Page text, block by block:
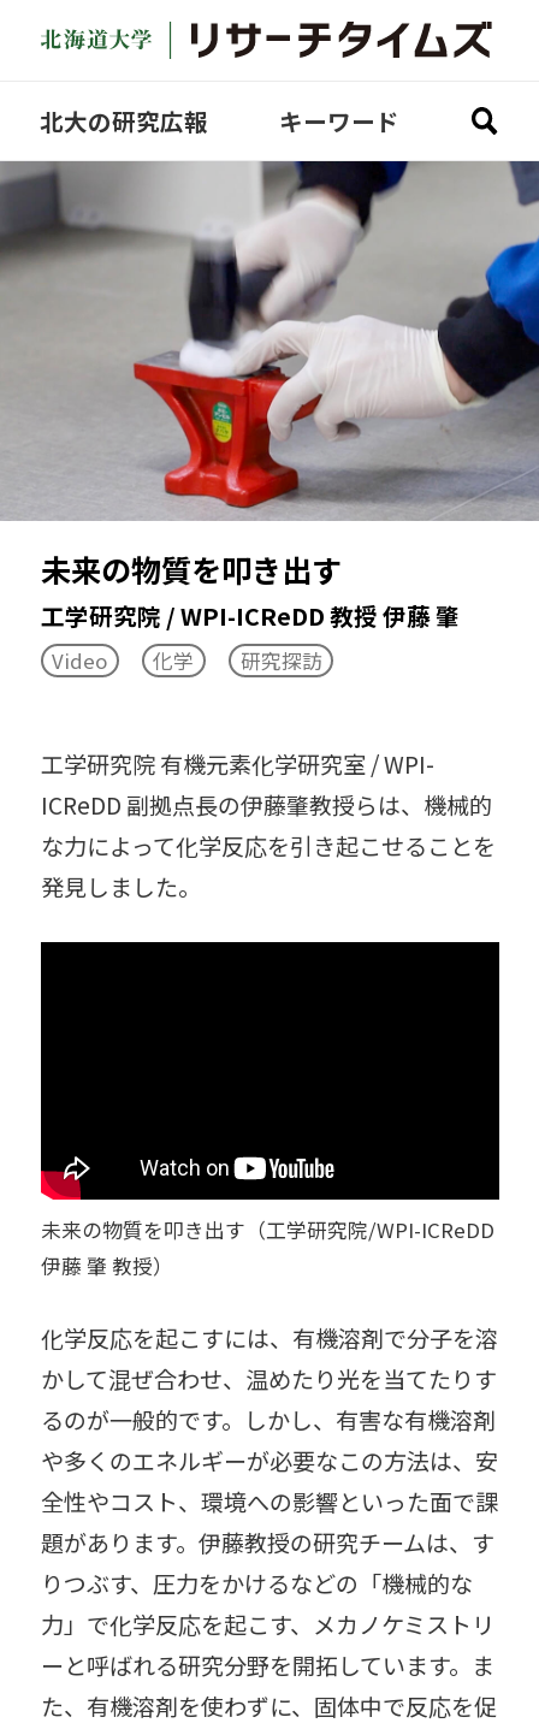
北大の研究広報 キーワード
全ての記事を見る
研究探訪
どさんこ研究
Academic Fantasista
COVID-19
Video
Science Lecture
SDGs
TERRACE（科学とアート）
イグ・ノーベル賞
イベント
スキルアップセミナー
ディスティングイッシュトプロフェッサー
ノーベル賞
ユニバーシティプロフェッサー
医学
書籍
人獣共通感染症
数学
生物 雪氷
先住民研究
粘菌
農学 連携協定
食
薬学
環境科学
esse-sense
知のフィールド
気候変動
北極
工学
未来の物質を叩き出す
工学研究院 / WPI-ICReDD 教授 伊藤 肇
Video 化学 研究探訪
工学研究院 有機元素化学研究室 / WPI-
ICReDD 副拠点長の伊藤肇教授らは、機械的
な力によって化学反応を引き起こせることを
発見しました。
未来の物質を叩き出す（工学研究院/WPI-ICReDD
伊藤 肇 教授）
化学反応を起こすには、有機溶剤で分子を溶
かして混ぜ合わせ、温めたり光を当てたりす
るのが一般的です。しかし、有害な有機溶剤
や多くのエネルギーが必要なこの方法は、安
全性やコスト、環境への影響といった面で課
題があります。伊藤教授の研究チームは、す
りつぶす、圧力をかけるなどの「機械的な
力」で化学反応を起こす、メカノケミストリ
ーと呼ばれる研究分野を開拓しています。ま
た、有機溶剤を使わずに、固体中で反応を促